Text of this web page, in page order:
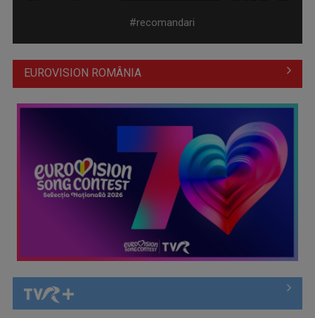
Cate Blanchett este „Blue Jasmine” – sâmbătă seară, la TVR
#recomandari
EUROVISION ROMÂNIA